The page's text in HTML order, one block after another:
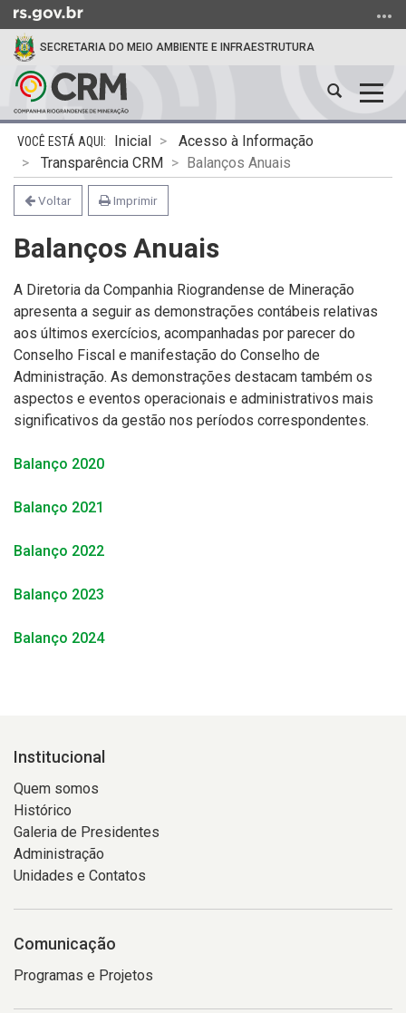
para
conteúdo
para
menu
para
busca
SECRETARIA DO MEIO AMBIENTE E INFRAESTRUTURA
Abrir
Início
conteúdo
Inicial
Acesso à Informação
Transparência CRM
Balanços Anuais
Voltar Imprimir
Balanços Anuais
A Diretoria da Companhia Riograndense de Mineração
apresenta a seguir as demonstrações contábeis relativas
aos últimos exercícios, acompanhadas por parecer do
Conselho Fiscal e manifestação do Conselho de
Administração. As demonstrações destacam também os
aspectos e eventos operacionais e administrativos mais
significativos da gestão nos períodos correspondentes.
Balanço 2020
Balanço 2021
Balanço 2022
Balanço 2023
Balanço 2024
Institucional
Quem somos
Histórico
Galeria de Presidentes
Administração
Unidades e Contatos
Comunicação
Programas e Projetos